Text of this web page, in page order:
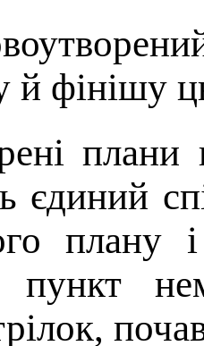
й фiнiшу
єдиний
плану
пункт